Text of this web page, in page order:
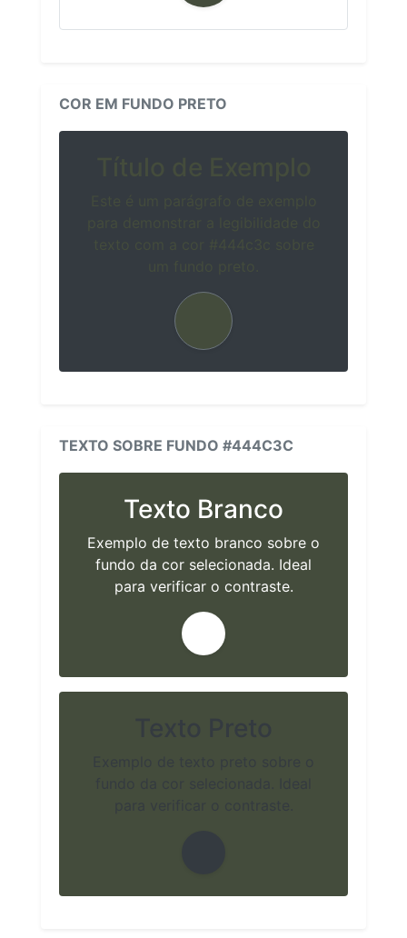
COR EM FUNDO PRETO
TEXTO SOBRE FUNDO #444C3C
Texto Branco
Exemplo de texto branco sobre o
fundo da cor selecionada. Ideal
para verificar o contraste.